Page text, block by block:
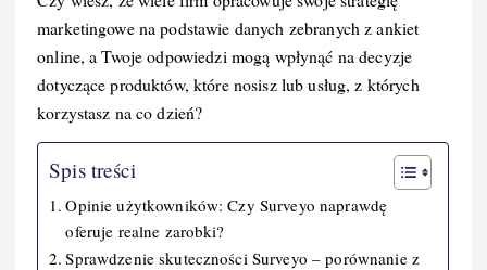
marketingowe na podstawie danych zebranych z ankiet
online, a Twoje odpowiedzi mogą wpłynąć na decyzje
dotyczące produktów, które nosisz lub usług, z których
korzystasz na co dzień?
Spis treści
Opinie użytkowników: Czy Surveyo naprawdę
oferuje realne zarobki?
Sprawdzenie skuteczności Surveyo – porównanie z